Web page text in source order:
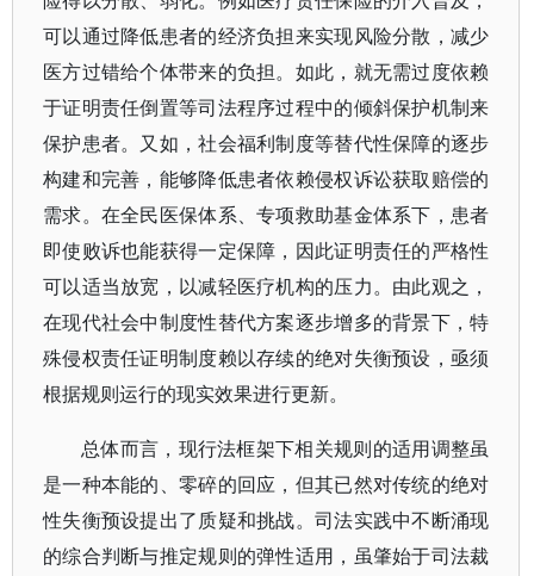
可以通过降低患者的经济负担来实现风险分散，减少
医方过错给个体带来的负担。如此，就无需过度依赖
于证明责任倒置等司法程序过程中的倾斜保护机制来
保护患者。又如，社会福利制度等替代性保障的逐步
构建和完善，能够降低患者依赖侵权诉讼获取赔偿的
需求。在全民医保体系、专项救助基金体系下，患者
即使败诉也能获得一定保障，因此证明责任的严格性
可以适当放宽，以减轻医疗机构的压力。由此观之，
在现代社会中制度性替代方案逐步增多的背景下，特
殊侵权责任证明制度赖以存续的绝对失衡预设，亟须
根据规则运行的现实效果进行更新。
总体而言，现行法框架下相关规则的适用调整虽
是一种本能的、零碎的回应，但其已然对传统的绝对
性失衡预设提出了质疑和挑战。司法实践中不断涌现
的综合判断与推定规则的弹性适用，虽肇始于司法裁